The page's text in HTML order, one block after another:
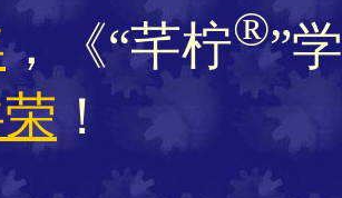
，《“芊柠®”
！